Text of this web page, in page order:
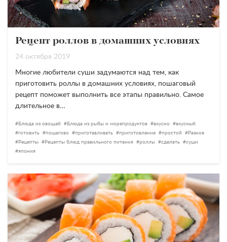
Рецепт роллов в домашних условиях
24 октября 2019
Многие любители суши задумаются над тем, как
приготовить роллы в домашних условиях, пошаговый
рецепт поможет выполнить все этапы правильно. Самое
длительное в…
Блюда из овощей Блюда из рыбы и морепродуктов вкусно
вкусный
готовить
пошагово приготавливать приготовление простой
Разное
Рецепты
Рецепты блюд правильного питания роллы сделать
суши
япония